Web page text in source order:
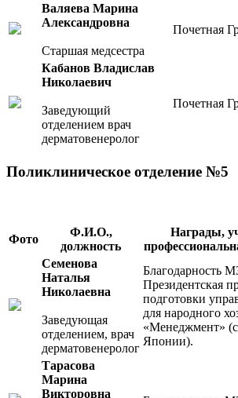
Валяева Марина
Александровна
Старшая медсестра
Почетная
Кабанов Владислав
Николаевич
Заведующий
отделением врач
дерматовенеролог
Почетная
Поликлиническое отделение №5
Фото
Ф.И.О.,
должность
Награды,
Семенова
Наталья
Николаевна
Заведующая
отделением, врач
дерматовенеролог
Благодарность
Президентская
подготовки
для народного
«Менеджмент»
Японии).
Тарасова
Марина
Викторовна